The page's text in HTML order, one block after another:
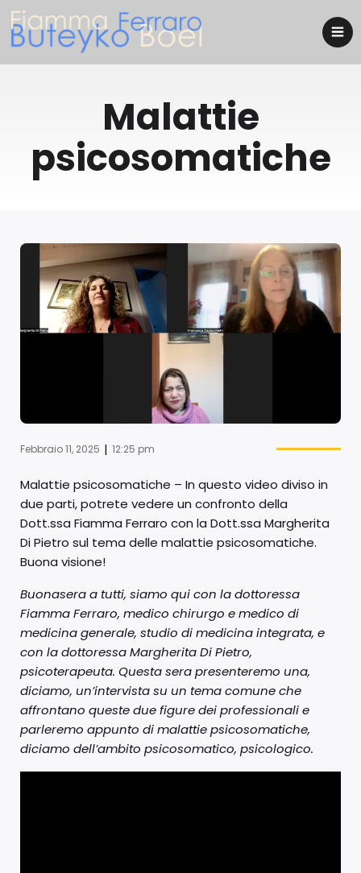
Malattie
psicosomatiche
Febbraio 11, 2025 | 12:25 pm
Malattie psicosomatiche – In questo video diviso in
due parti, potrete vedere un confronto della
Dott.ssa Fiamma Ferraro con la Dott.ssa Margherita
Di Pietro sul tema delle malattie psicosomatiche.
Buona visione!
Buonasera a tutti, siamo qui con la dottoressa
Fiamma Ferraro, medico chirurgo e medico di
medicina generale, studio di medicina integrata, e
con la dottoressa Margherita Di Pietro,
psicoterapeuta. Questa sera presenteremo una,
diciamo, un’intervista su un tema comune che
affrontano queste due figure dei professionali e
parleremo appunto di malattie psicosomatiche,
diciamo dell’ambito psicosomatico, psicologico.